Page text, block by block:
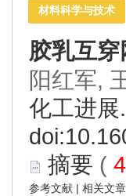
材料科学与技术
胶乳互
阳红军,
化工进
doi:
摘要 (
参考文献 | 相关文章